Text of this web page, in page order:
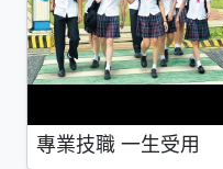
專業技職 一生受用